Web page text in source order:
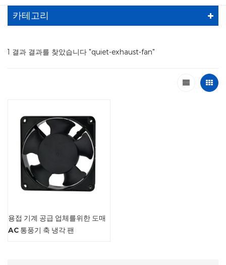
카테고리
1 결과 결과를 찾았습니다 "quiet-exhaust-fan"
용접 기계 공급 업체를위한 도매
AC 통풍기 축 냉각 팬